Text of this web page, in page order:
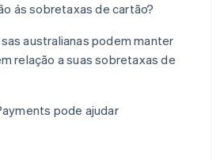
ás sobretaxas de cartão?
australianas podem manter
relação a suas sobretaxas de
pode ajudar